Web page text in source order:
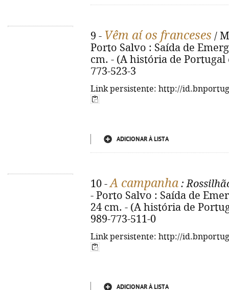
9 - Vêm aí os franceses /
Porto Salvo : Saída de
cm. - (A história de Portugal
773-523-3
Link persistente: http://
ADICIONAR À LISTA
10 -A campanha :
- Porto Salvo : Saída de
24 cm. - (A história de
989-773-511-0
Link persistente: http://
ADICIONAR À LISTA